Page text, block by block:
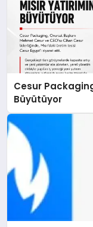
Cesur
Büyütüyor